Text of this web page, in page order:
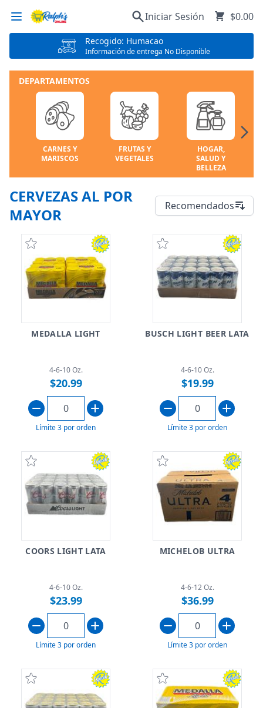
Recogido: Humacao
Información de entrega No Disponible
Iniciar Sesión $0.00
DEPARTAMENTOS
CARNES Y
MARISCOS
FRUTAS Y
VEGETALES
HOGAR,
SALUD Y
BELLEZA
CERVEZAS AL POR
MAYOR
Recomendados
MEDALLA LIGHT
4-6-10 Oz.
$20.99
Límite 3 por orden
BUSCH LIGHT BEER LATA
4-6-10 Oz.
$19.99
Límite 3 por orden
COORS LIGHT LATA
4-6-10 Oz.
$23.99
Límite 3 por orden
MICHELOB ULTRA
4-6-12 Oz.
$36.99
Límite 3 por orden